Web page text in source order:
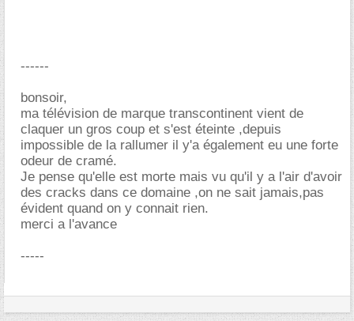
------
bonsoir,
ma télévision de marque transcontinent vient de
claquer un gros coup et s'est éteinte ,depuis
impossible de la rallumer il y'a également eu une forte
odeur de cramé.
Je pense qu'elle est morte mais vu qu'il y a l'air d'avoir
des cracks dans ce domaine ,on ne sait jamais,pas
évident quand on y connait rien.
merci a l'avance
-----